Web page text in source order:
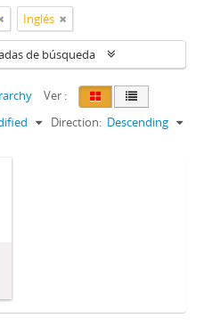
Inglés
de búsqueda
Ver :
Direction: Descending